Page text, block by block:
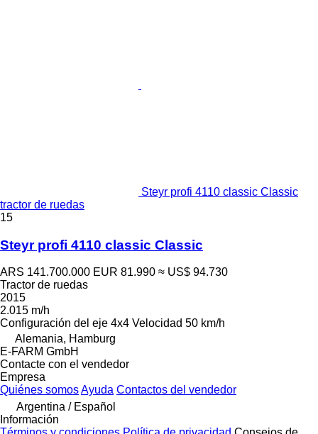
Steyr profi 4110 classic Classic
tractor de ruedas
15
Steyr profi 4110 classic Classic
ARS 141.700.000 EUR 81.990 ≈ US$ 94.730
Tractor de ruedas
2015
2.015 m/h
Configuración del eje 4x4 Velocidad 50 km/h
Alemania, Hamburg
E-FARM GmbH
Contacte con el vendedor
Empresa
Quiénes somosAyuda Contactos del vendedor
Argentina / Español
Información